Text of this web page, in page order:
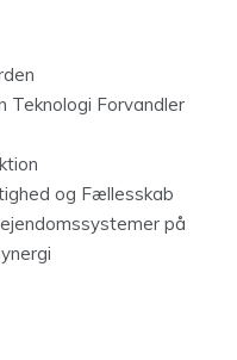
Teknologi Forvandler
og Fællesskab
på